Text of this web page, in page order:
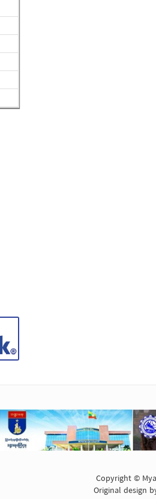
Copyright ©
Original design